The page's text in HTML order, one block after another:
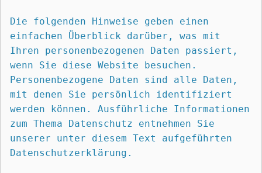
Die folgenden Hinweise geben einen
einfachen Überblick darüber, was mit
Ihren personenbezogenen Daten passiert,
wenn Sie diese Website besuchen.
Personenbezogene Daten sind alle Daten,
mit denen Sie persönlich identifiziert
werden können. Ausführliche Informationen
zum Thema Datenschutz entnehmen Sie
unserer unter diesem Text aufgeführten
Datenschutzerklärung.